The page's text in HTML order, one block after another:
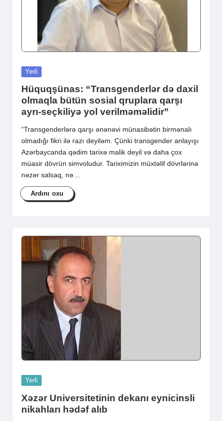
Posted
Yerli
Hüquqşünas: “Transgenderlər də daxil
olmaqla bütün sosial qruplara qarşı
ayrı-seçkiliyə yol verilməməlidir”
“Transgenderlərə qarşı ənənəvi münasibətin birmənalı
olmadığı fikri ilə razı deyiləm. Çünki transgender anlayışı
Azərbaycanda qədim tarixə malik deyil və daha çox
müasir dövrün simvoludur. Tariximizin müxtəlif dövrlərinə
nəzər salsaq, nə…
Ardını oxu
Posted
Yerli
Xəzər Universitetinin dekanı eynicinsli
nikahları hədəf alıb